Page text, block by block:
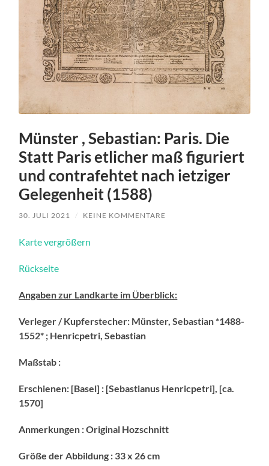
Münster , Sebastian: Paris. Die
Statt Paris etlicher maß figuriert
und contrafehtet nach ietziger
Gelegenheit (1588)
30. JULI 2021 / KEINE KOMMENTARE
Karte vergrößern
Rückseite
Angaben zur Landkarte im Überblick:
Verleger / Kupferstecher: Münster, Sebastian *1488-
1552* ; Henricpetri, Sebastian
Maßstab :
Erschienen: [Basel] : [Sebastianus Henricpetri], [ca.
1570]
Anmerkungen :Original Hozschnitt
Größe der Abbildung : 33 x 26 cm